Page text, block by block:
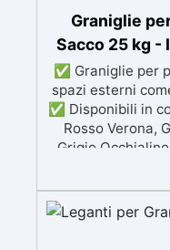
Graniglie
Sacco 25 kg -
✅ Graniglie per
spazi esterni
✅ Disponibili in
Rosso Verona,
Grigio
Beige
per ghiaino
resistenti,